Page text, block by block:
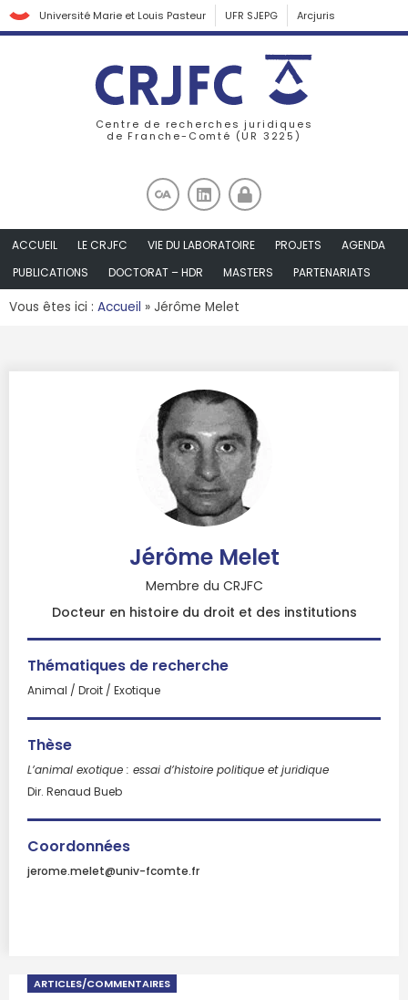
Université Marie et Louis Pasteur UFR SJEPG Arcjuris
Centre de recherches juridiques
de Franche-Comté (UR 3225)
ACCUEIL LE CRJFC VIE DU LABORATOIRE PROJETS
AGENDA
PUBLICATIONS
DOCTORAT – HDR MASTERS PARTENARIATS
Vous êtes ici : Accueil » Jérôme Melet
Jérôme Melet
Membre du CRJFC
Docteur en histoire du droit et des institutions
Thématiques de recherche
Animal / Droit / Exotique
Thèse
L’animal exotique : essai d’histoire politique et juridique
Dir. Renaud Bueb
Coordonnées
jerome.melet@univ-fcomte.fr
ARTICLES/COMMENTAIRES